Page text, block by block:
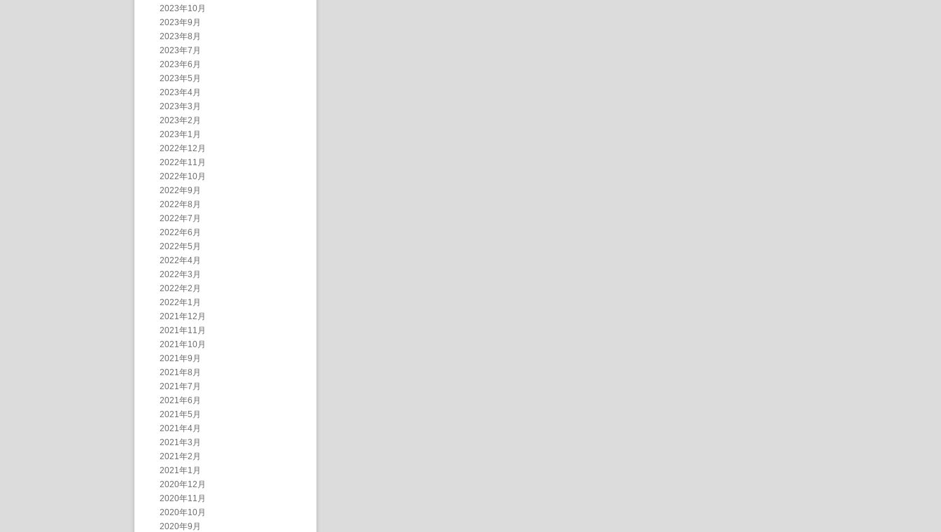
2023年10月
2023年9月
2023年8月
2023年7月
2023年6月
2023年5月
2023年4月
2023年3月
2023年2月
2023年1月
2022年12月
2022年11月
2022年10月
2022年9月
2022年8月
2022年7月
2022年6月
2022年5月
2022年4月
2022年3月
2022年2月
2022年1月
2021年12月
2021年11月
2021年10月
2021年9月
2021年8月
2021年7月
2021年6月
2021年5月
2021年4月
2021年3月
2021年2月
2021年1月
2020年12月
2020年11月
2020年10月
2020年9月